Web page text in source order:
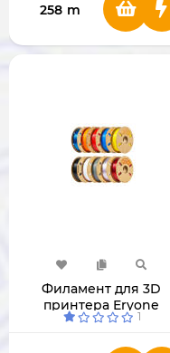
258 m
Филамент для 3D
принтера Eryone
Standard PETG 1.75мм 1
1